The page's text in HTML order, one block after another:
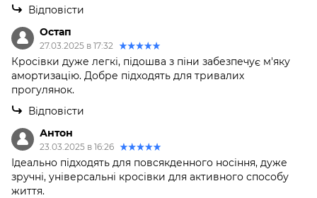
Відповісти
Остап
27.03.2025 в 17:32
Кросівки дуже легкі, підошва з піни забезпечує м'яку
амортизацію. Добре підходять для тривалих
прогулянок.
Відповісти
Антон
23.03.2025 в 16:26
Ідеально підходять для повсякденного носіння, дуже
зручні, універсальні кросівки для активного способу
життя.